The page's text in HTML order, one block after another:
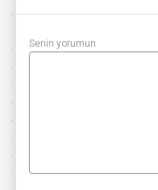
Senin yorumun